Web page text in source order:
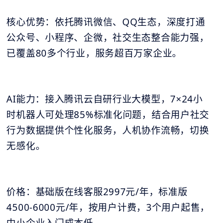
核心优势：依托腾讯微信、QQ生态，深度打通
公众号、小程序、企微，社交生态整合能力强，
已覆盖80多个行业，服务超百万家企业。
AI能力：接入腾讯云自研行业大模型，7×24小
时机器人可处理85%标准化问题，结合用户社交
行为数据提供个性化服务，人机协作流畅，切换
无感化。
价格：基础版在线客服2997元/年，标准版
4500-6000元/年，按用户计费，3个用户起售，